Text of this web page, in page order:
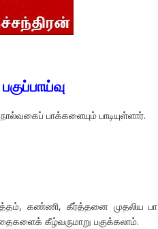
பாக்களையும் பாடியுள்ளார்.
கண்ணி, கீர்த்தனை முதலிய பா
கீழ்வருமாறு பகுக்கலாம்.